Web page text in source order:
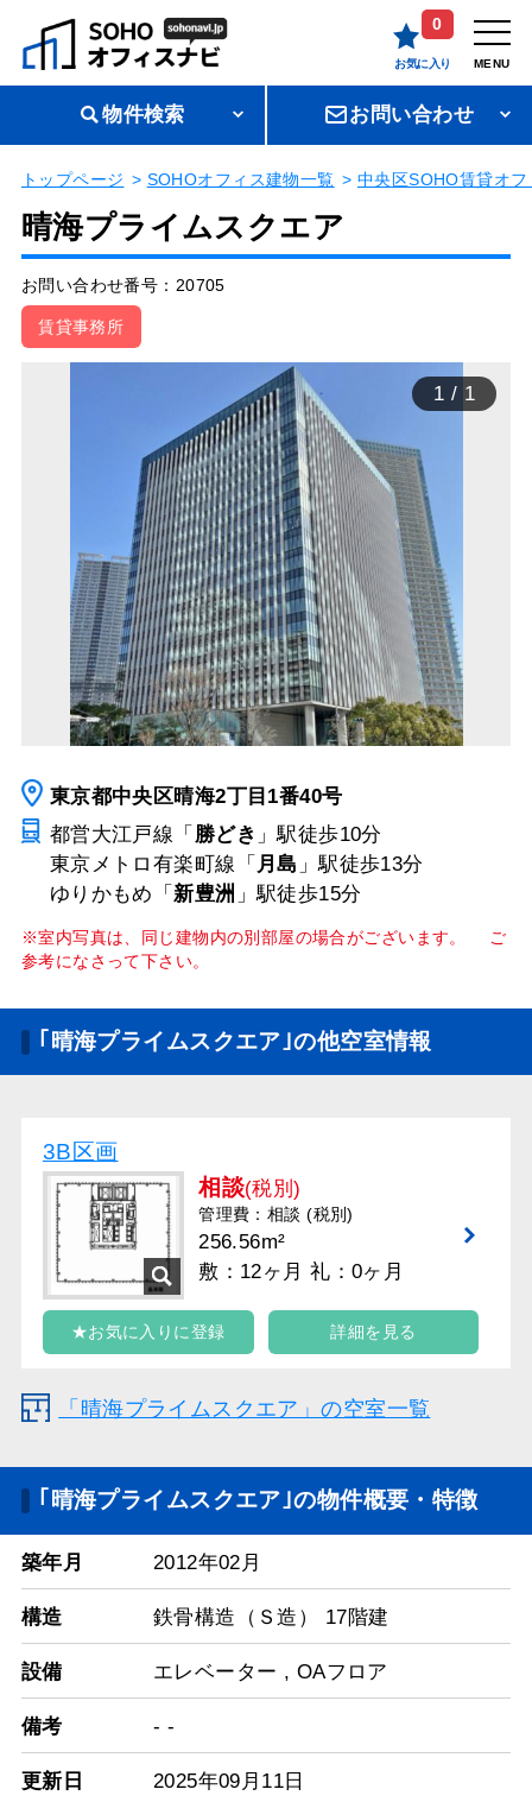
0
お気に入り MENU
物件検索 お問い合わせ
トップページ SOHOオフィス建物一覧 中央区SOHO賃貸オフ
晴海プライムスクエア
お問い合わせ番号：20705
賃貸事務所
1 / 1
東京都中央区晴海2丁目1番40号
都営大江戸線「 勝どき 」駅徒歩10分
東京メトロ有楽町線「 月島 」駅徒歩13分
ゆりかもめ「 新豊洲 」駅徒歩15分
※室内写真は、同じ建物内の別部屋の場合がございます。 ご
参考になさって下さい。
｢晴海プライムスクエア｣の他空室情報
3B区画
相談(税別)
管理費：相談 (税別)
256.56m²
敷：12ヶ月 礼：0ヶ月
★お気に入りに登録 詳細を見る
「晴海プライムスクエア」の空室一覧
｢晴海プライムスクエア｣の物件概要・特徴
築年月 2012年02月
構造 鉄骨構造（Ｓ造） 17階建
設備 エレベーター , OAフロア
備考 - -
更新日 2025年09月11日